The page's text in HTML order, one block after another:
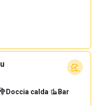
Doccia calda· Bar·